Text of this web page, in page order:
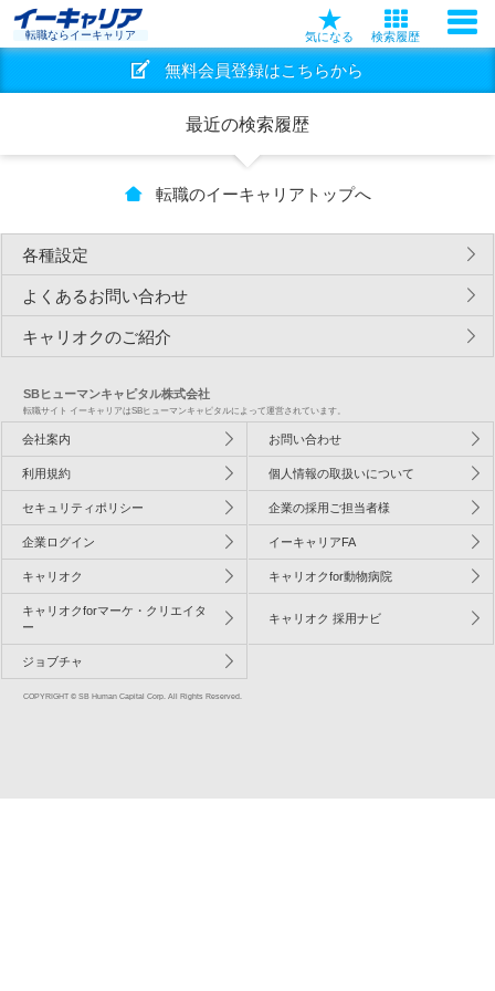
転職ならイーキャリア 気になる 検索履歴
無料会員登録はこちらから
最近の検索履歴
転職のイーキャリアトップへ
各種設定
よくあるお問い合わせ
キャリオクのご紹介
SBヒューマンキャピタル株式会社
転職サイト イーキャリアはSBヒューマンキャピタルによって運営されています。
会社案内 お問い合わせ
利用規約 個人情報の取扱いについて
セキュリティポリシー 企業の採用ご担当者様
企業ログイン イーキャリアFA
キャリオク キャリオクfor動物病院
キャリオクforマーケ・クリエイタ
ー
キャリオク 採用ナビ
ジョブチャ
COPYRIGHT © SB Human Capital Corp. All Rights Reserved.